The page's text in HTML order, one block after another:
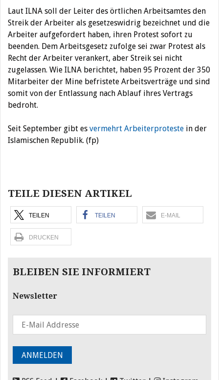
Laut ILNA soll der Leiter des örtlichen Arbeitsamtes den
Streik der Arbeiter als gesetzeswidrig bezeichnet und die
Arbeiter aufgefordert haben, ihren Protest sofort zu
beenden. Dem Arbeitsgesetz zufolge sei zwar Protest als
Recht der Arbeiter verankert, aber Streik sei nicht
zugelassen. Wie ILNA berichtet, haben 95 Prozent der 350
Mitarbeiter der Mine befristete Arbeitsverträge und sind
somit von der Entlassung nach Ablauf ihres Vertrags
bedroht.
Seit September gibt es vermehrt Arbeiterproteste in der
Islamischen Republik. (fp)
TEILE DIESEN ARTIKEL
TEILEN TEILEN E-MAIL
DRUCKEN
BLEIBEN SIE INFORMIERT
Newsletter